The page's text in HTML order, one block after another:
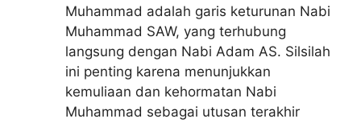
Muhammad adalah garis keturunan Nabi
Muhammad SAW, yang terhubung
langsung dengan Nabi Adam AS. Silsilah
ini penting karena menunjukkan
kemuliaan dan kehormatan Nabi
Muhammad sebagai utusan terakhir